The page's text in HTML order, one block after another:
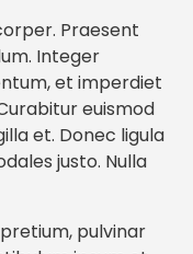
Praesent
Integer
et imperdiet
euismod
et. Donec ligula
justo. Nulla
pulvinar